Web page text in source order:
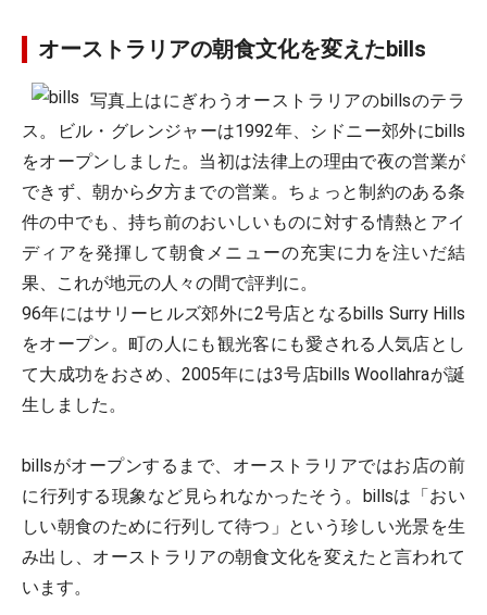
オーストラリアの朝食文化を変えたbills
写真上はにぎわうオーストラリアのbillsのテラ
ス。ビル・グレンジャーは1992年、シドニー郊外にbills
をオープンしました。当初は法律上の理由で夜の営業が
できず、朝から夕方までの営業。ちょっと制約のある条
件の中でも、持ち前のおいしいものに対する情熱とアイ
ディアを発揮して朝食メニューの充実に力を注いだ結
果、これが地元の人々の間で評判に。
96年にはサリーヒルズ郊外に2号店となるbills Surry Hills
をオープン。町の人にも観光客にも愛される人気店とし
て大成功をおさめ、2005年には3号店bills Woollahraが誕
生しました。
billsがオープンするまで、オーストラリアではお店の前
に行列する現象など見られなかったそう。billsは「おい
しい朝食のために行列して待つ」という珍しい光景を生
み出し、オーストラリアの朝食文化を変えたと言われて
います。